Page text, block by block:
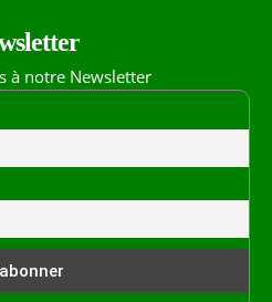
à notre Newsletter